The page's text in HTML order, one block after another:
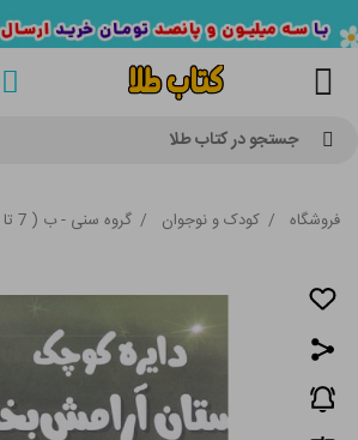
جستجو در کتاب طلا
فروشگاه / کودک و نوجوان / گروه سنی - ب ( 7 تا 9 سال )